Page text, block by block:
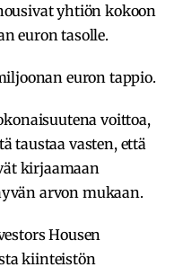
yhtiön kokoon
euron tasolle.
euron tappio.
voittoa,
taustaa vasten, että
kirjaamaan
arvon mukaan.
Housen
kiinteistön